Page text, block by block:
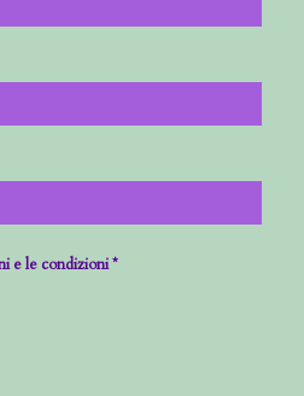
e le condizioni *